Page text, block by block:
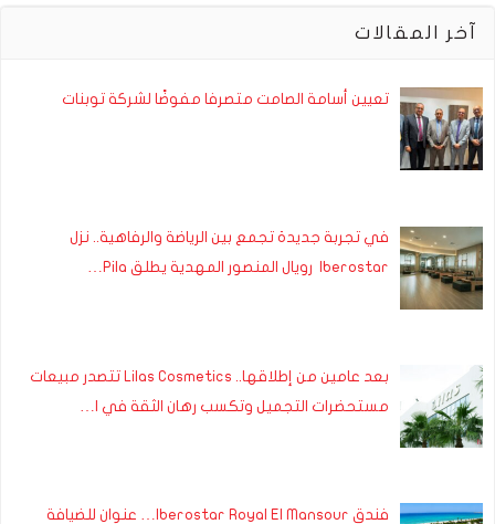
آخر المقالات
تعيين أسامة الصامت متصرفا مفوضًا لشركة توبنات
في تجربة جديدة تجمع بين الرياضة والرفاهية.. نزل
Iberostar رويال المنصور المهدية يطلق Pila…
بعد عامين من إطلاقها.. Lilas Cosmetics تتصدر مبيعات
مستحضرات التجميل وتكسب رهان الثقة في ا…
فندق Iberostar Royal El Mansour… عنوان للضيافة